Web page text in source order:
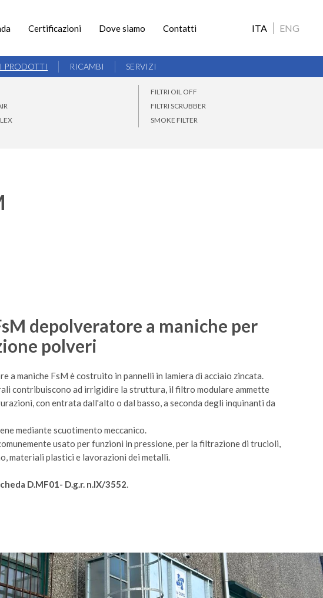
Certificazioni Dove siamo Contatti ITA ENG
PRODOTTI RICAMBI SERVIZI
FILTRI OIL OFF
FILTRI SCRUBBER
SMOKE FILTER
depolveratore a maniche per
polveri
a maniche FsM è costruito in pannelli in lamiera di acciaio zincata.
contribuiscono ad irrigidire la struttura, il filtro modulare ammette
con entrata dall'alto o dal basso, a seconda degli inquinanti da
mediante scuotimento meccanico.
usato per funzioni in pressione, per la filtrazione di trucioli,
materiali plastici e lavorazioni dei metalli.
D.MF01- D.g.r. n.IX/3552.